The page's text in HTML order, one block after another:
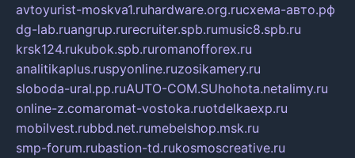
avtoyurist-moskva1.ruhardware.org.ruсхема-авто.рф
dg-lab.ruangrup.rurecruiter.spb.rumusic8.spb.ru
krsk124.rukubok.spb.ruromanofforex.ru
analitikaplus.ruspyonline.ruzosikamery.ru
sloboda-ural.pp.ruAUTO-COM.SUhohota.netalimy.ru
online-z.comaromat-vostoka.ruotdelkaexp.ru
mobilvest.rubbd.net.rumebelshop.msk.ru
smp-forum.rubastion-td.rukosmoscreative.ru